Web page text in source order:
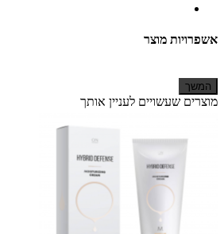
אשפרויות מוצר
המשך
מוצרים שעשויים לעניין אותך